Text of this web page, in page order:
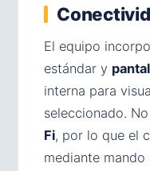
El equipo
estándar y
interna para
seleccionado.
Fi, por lo que el
mediante